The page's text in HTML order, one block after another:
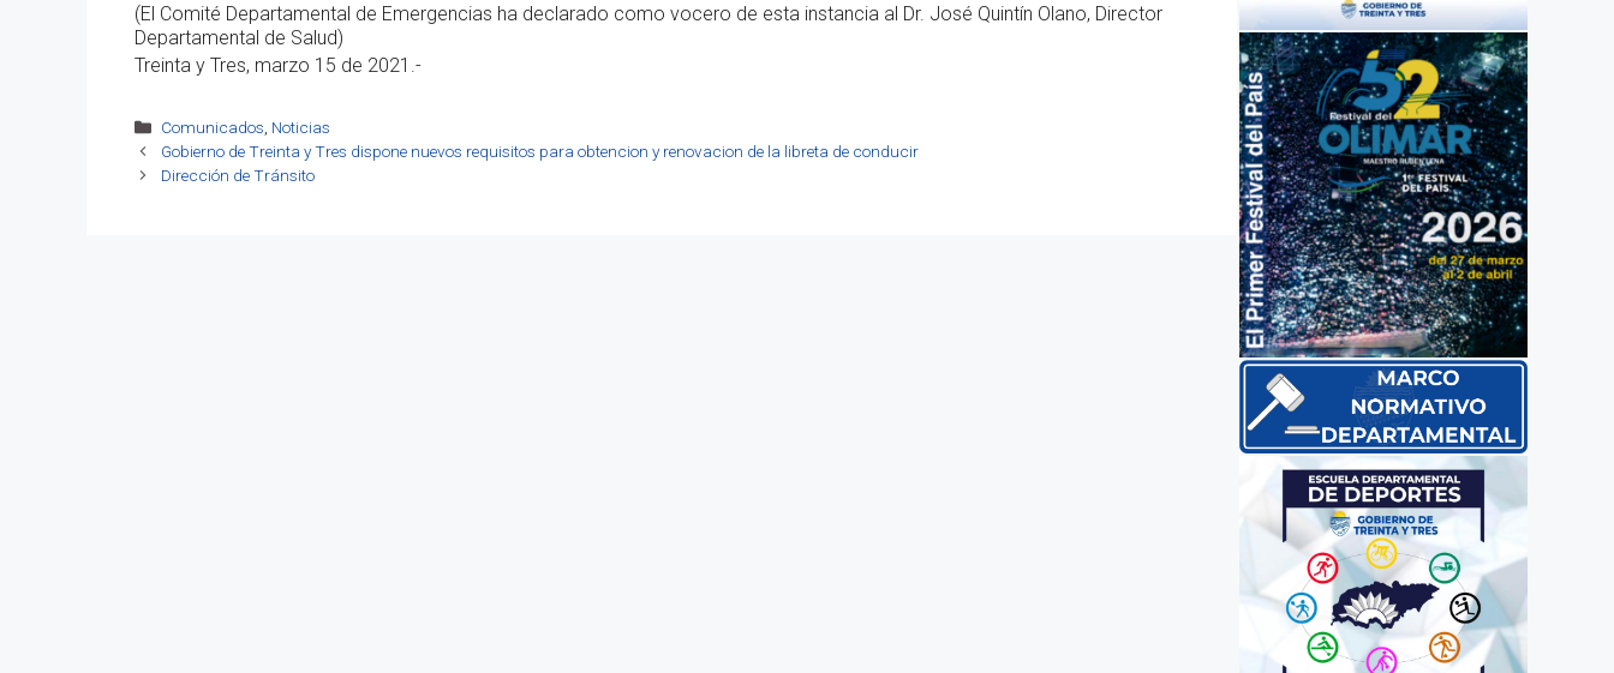
(El Comité Departamental de Emergencias ha declarado como vocero de esta instancia al Dr. José Quintín Olano, Director
Departamental de Salud)
Treinta y Tres, marzo 15 de 2021.-
Categorías
Comunicados, Noticias
Gobierno de Treinta y Tres dispone nuevos requisitos para obtencion y renovacion de la libreta de conducir
Dirección de Tránsito